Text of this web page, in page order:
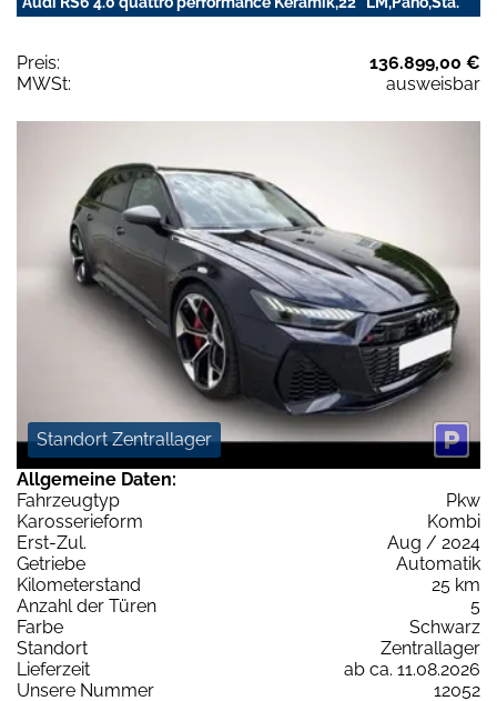
Preis:
136.899,00 €
MWSt:
ausweisbar
Standort Zentrallager
Allgemeine Daten:
Fahrzeugtyp
Pkw
Karosserieform
Kombi
Erst-Zul.
Aug / 2024
Getriebe
Automatik
Kilometerstand
25 km
Anzahl der Türen
5
Farbe
Schwarz
Standort
Zentrallager
Lieferzeit
ab ca. 11.08.2026
Unsere Nummer
12052